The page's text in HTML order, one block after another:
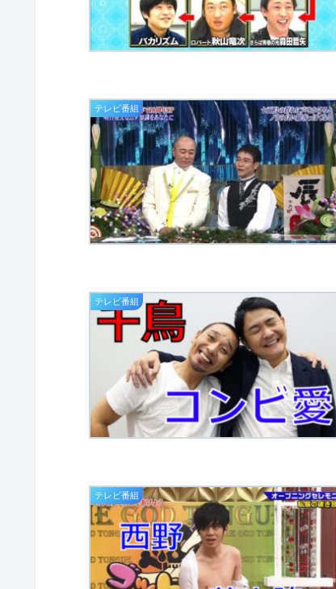
テレビ番組
テレビ番組
テレビ番組